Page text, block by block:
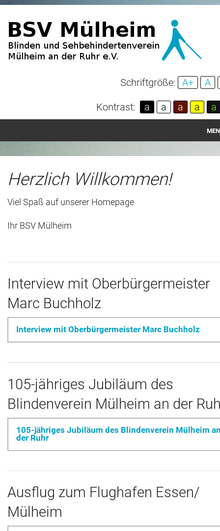
Schriftgröße: A+ A
Kontrast: a a a a a
Aktuelles
Kontakt
Herzlich Willkommen!
Viel Spaß auf unserer Homepage
Ihr BSV Mülheim
Interview mit Oberbürgermeister
Marc Buchholz
Interview mit Oberbürgermeister Marc Buchholz
105-jähriges Jubiläum des
Blindenverein Mülheim an der
105-jähriges Jubiläum des Blindenverein Mülheim
der Ruhr
Ausflug zum Flughafen Essen/
Mülheim